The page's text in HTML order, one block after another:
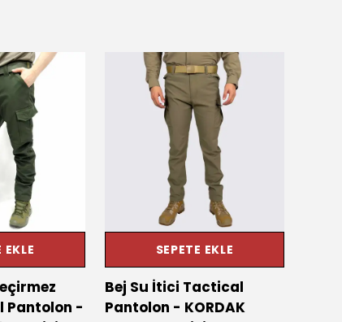
EKLE
Pantolon -
SEPETE EKLE
Bej Su İtici Tactical
Pantolon - KORDAK